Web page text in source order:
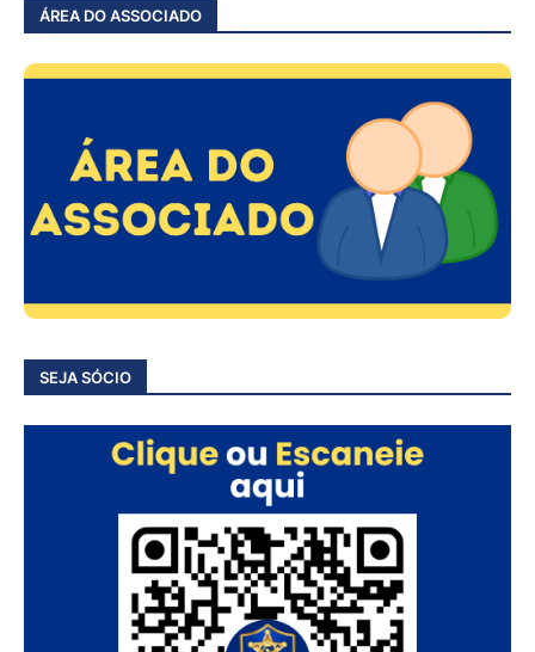
ÁREA DO ASSOCIADO
SEJA SÓCIO